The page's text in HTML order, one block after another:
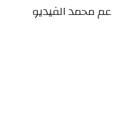
محمد الفيديو